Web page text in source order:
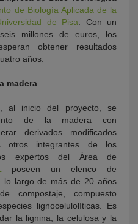
de Biología Aplicada de la
de Pisa. Con un
millones de euros, los
obtener resultados
años.
madera
al inicio del proyecto, se
de la madera con
derivados modificados
integrantes de los
expertos del Área de
poseen un elenco de
lo largo de más de 20 años
compostaje, compuesto
lignocelulolíticas. Es
la lignina, la celulosa y la